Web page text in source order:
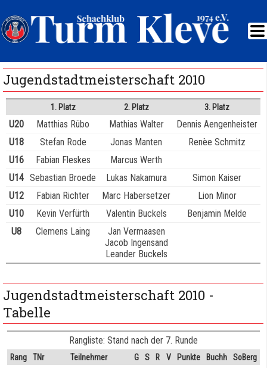
Jugendstadtmeisterschaft 2010
1. Platz 2. Platz 3. Platz
U20 Matthias Rübo Mathias Walter
Dennis Aengenheister
U18
Stefan Rode Jonas Manten
Renèe Schmitz
U16
Fabian Fleskes
Marcus Werth
U14 Sebastian Broede Lukas Nakamura
Simon Kaiser
U12
Fabian Richter Marc Habersetzer
Lion Minor
U10
Kevin Verfürth Valentin Buckels
Benjamin Melde
U8
Clemens Laing
Jan Vermaasen
Jacob Ingensand
Leander Buckels
Jugendstadtmeisterschaft 2010 -
Tabelle
Rangliste: Stand nach der 7. Runde
Rang TNr Teilnehmer G S R V Punkte Buchh SoBerg